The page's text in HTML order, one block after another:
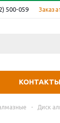
500-059
КОНТАКТЫ
-
Диск